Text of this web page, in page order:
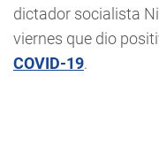
dictador socialista
viernes que dio
COVID-19.